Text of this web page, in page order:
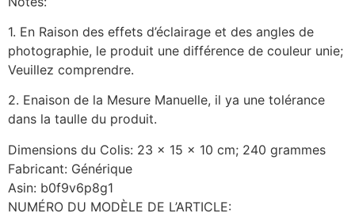
1. En Raison des effets d’éclairage et des angles de
photographie, le produit une différence de couleur unie;
Veuillez comprendre.
2. Enaison de la Mesure Manuelle, il ya une tolérance
dans la taulle du produit.
Dimensions du Colis: 23 x 15 x 10 cm; 240 grammes
Fabricant: Générique
Asin: b0f9v6p8g1
NUMÉRO DU MODÈLE DE L’ARTICLE: